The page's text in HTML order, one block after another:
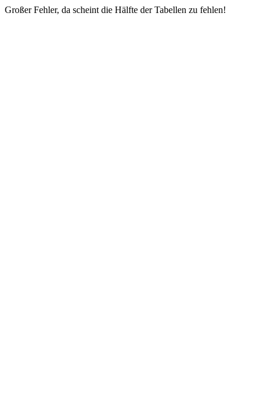
Großer Fehler, da scheint die Hälfte der Tabellen zu fehlen!